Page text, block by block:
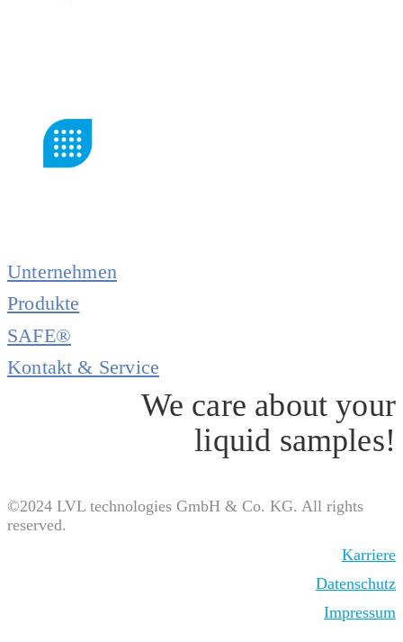
Unternehmen
Produkte
SAFE®
Kontakt & Service
We care about your
liquid samples!
©2024 LVL technologies GmbH & Co. KG. All rights
reserved.
Karriere
Datenschutz
Impressum